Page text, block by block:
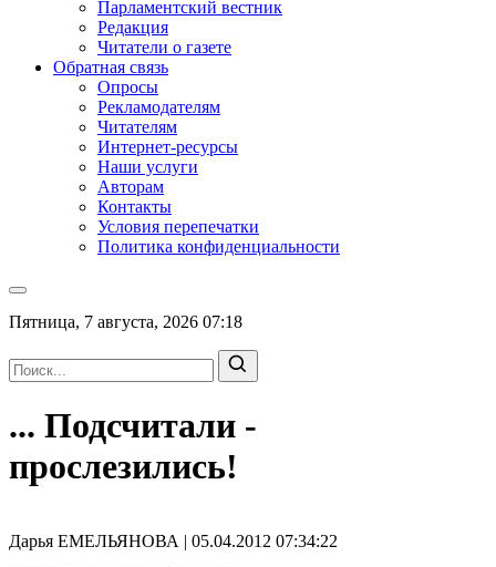
Парламентский вестник
Редакция
Читатели о газете
Обратная связь
Опросы
Рекламодателям
Читателям
Интернет-ресурсы
Наши услуги
Авторам
Контакты
Условия перепечатки
Политика конфиденциальности
Пятница, 7 августа, 2026 07:18
... Подсчитали -
прослезились!
Дарья ЕМЕЛЬЯНОВА | 05.04.2012 07:34:22